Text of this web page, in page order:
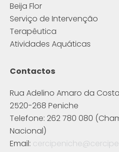
Beija Flor
Serviço de Intervenção
Terapêutica
Atividades Aquáticas
Contactos
Rua Adelino Amaro da Costa
2520-268 Peniche
Telefone: 262 780 080
Nacional)
Email: